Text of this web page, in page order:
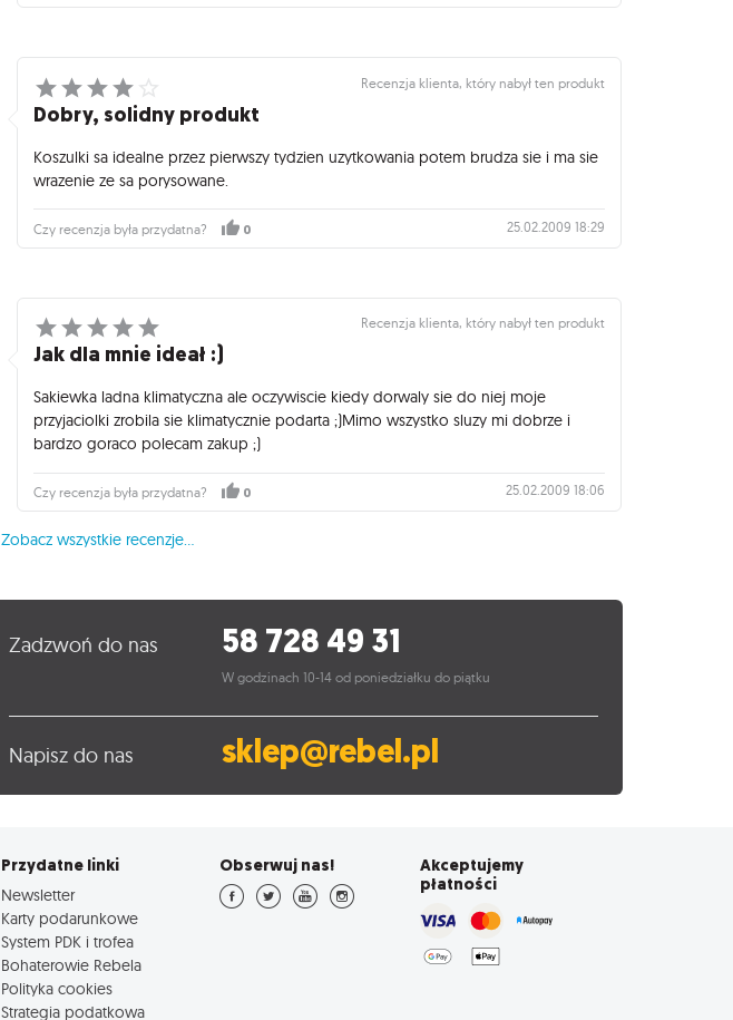
Recenzja klienta, który nabył ten produkt
Dobry, solidny produkt
Koszulki sa idealne przez pierwszy tydzien uzytkowania potem brudza sie i ma sie
wrazenie ze sa porysowane.
Czy recenzja była przydatna? 0 25.02.2009 18:29
Recenzja klienta, który nabył ten produkt
Jak dla mnie ideał :)
Sakiewka ladna klimatyczna ale oczywiscie kiedy dorwaly sie do niej moje
przyjaciolki zrobila sie klimatycznie podarta ;)Mimo wszystko sluzy mi dobrze i
bardzo goraco polecam zakup ;)
Czy recenzja była przydatna? 0 25.02.2009 18:06
Zobacz wszystkie recenzje...
Zadzwoń do nas 58 728 49 31
W godzinach 10-14 od poniedziałku do piątku
Napisz do nas sklep@rebel.pl
Przydatne linki
Newsletter
Karty podarunkowe
System PDK i trofea
Bohaterowie Rebela
Polityka cookies
Strategia podatkowa
Obserwuj nas!
Akceptujemy
płatności